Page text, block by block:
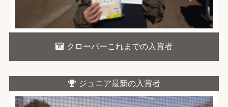
クローバーこれまでの入賞者
ジュニア最新の入賞者